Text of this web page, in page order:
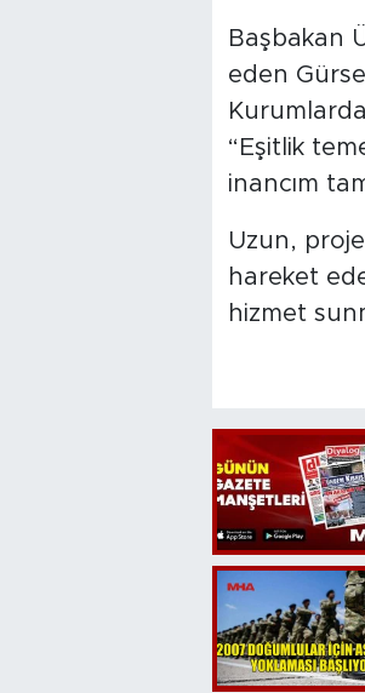
Başbakan
eden
Kurumlarda
“Eşitlik
inancım
Uzun,
hareket
hizmet